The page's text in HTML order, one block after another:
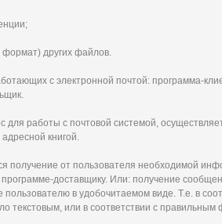
других файлов.
с электронной почтой: программа-
работы с почтовой системой,
книгой.
получение от пользователя необходимой
доставщику. Или: получение
в удобочитаемом виде. Т.е. в
текстовым, или в соответствии с